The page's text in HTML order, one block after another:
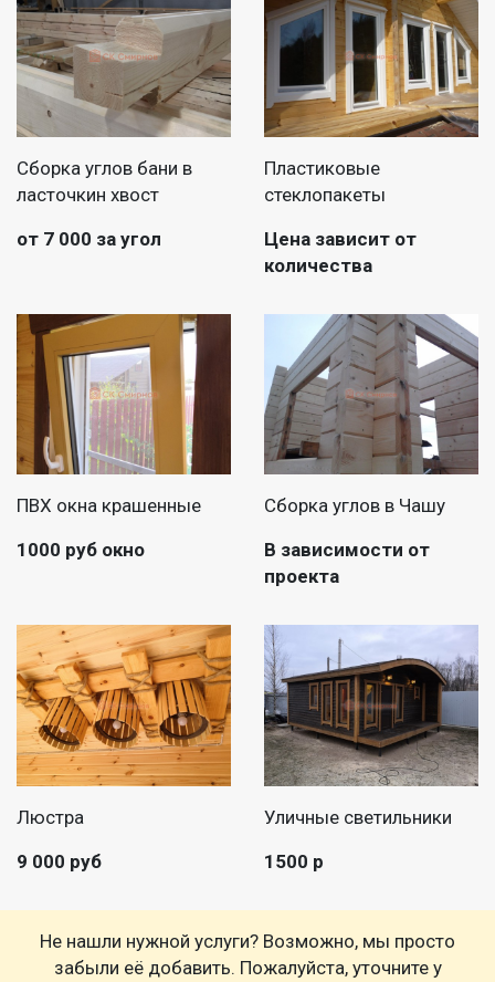
Сборка углов бани в
ласточкин хвост
от 7 000 за угол
Пластиковые
стеклопакеты
Цена зависит от
количества
ПВХ окна крашенные
1000 руб окно
Сборка углов в Чашу
В зависимости от
проекта
Люстра
9 000 руб
Уличные светильники
1500 р
Не нашли нужной услуги? Возможно, мы просто
забыли её добавить. Пожалуйста, уточните у